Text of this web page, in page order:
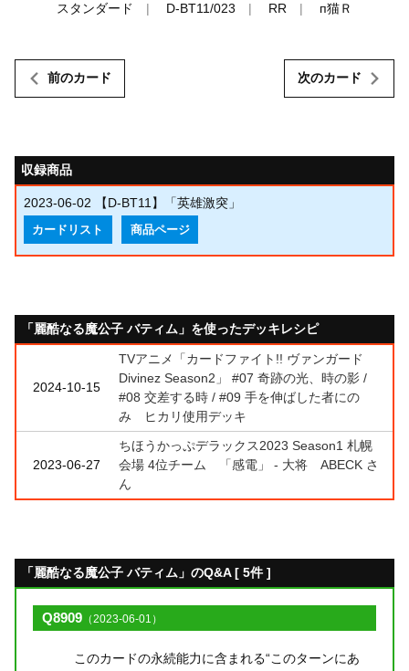
スタンダード D-BT11/023 RR п猫Ｒ
前のカード 次のカード
収録商品
2023-06-02 【D-BT11】「英雄激突」
カードリスト 商品ページ
「麗酷なる魔公子 バティム」を使ったデッキレシピ
2024-10-15
TVアニメ「カードファイト!! ヴァンガード
Divinez Season2」 #07 奇跡の光、時の影 /
#08 交差する時 / #09 手を伸ばした者にの
み ヒカリ使用デッキ
2023-06-27
ちほうかっぷデラックス2023 Season1 札幌
会場 4位チーム 「感電」 - 大将 ABECK さ
ん
「麗酷なる魔公子 バティム」のQ&A [ 5件 ]
Q8909 （2023-06-01）
このカードの永続能力に含まれる“このターンにあ